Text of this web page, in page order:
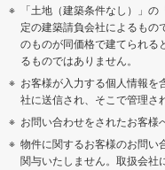
「土地（建築条件なし）」
定の建築請負会社によるもの
のものが同価格で建てられる
るものではありません。
お客様が入力する個人情報を
社に送信され、そこで管理さ
お問い合わせをされたお客様
物件に関するお客様のお問い
関与いたしません。取扱会社